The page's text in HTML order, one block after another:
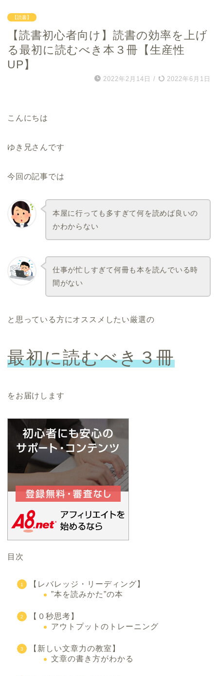
【読書】
【読書初心者向け】読書の効率を上げ
る最初に読むべき本３冊【生産性
UP】
2022年2月14日 / 2022年6月1日
こんにちは
ゆき兄さんです
今回の記事では
本屋に行っても多すぎて何を読めば良いの
かわからない
仕事が忙しすぎて何冊も本を読んでいる時
間がない
と思っている方にオススメしたい厳選の
最初に読むべき３冊
をお届けします
目次
【レバレッジ・リーディング】
”本を読みかた”の本
【０秒思考】
アウトプットのトレーニング
【新しい文章力の教室】
文章の書き方がわかる